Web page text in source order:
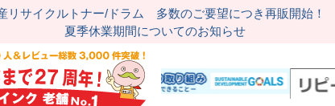
リサイクルトナー/ドラム 多数のご要望につき再販開始！
夏季休業期間についてのお知らせ